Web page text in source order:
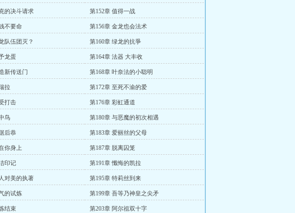
的决斗请求 第152章 值得一战
不要命 第156章 金龙也会法术
队伍团灭？ 第160章 绿龙的抗爭
龙蛋 第164章 法器 大丰收
新传送门 第168章 叶奈法的小聪明
拉 第172章 至死不渝的爱
打击 第176章 彩虹通道
鸟 第180章 与恶魔的初次相遇
后恭 第183章 爱丽丝的父母
你身上 第187章 脱离囚笼
印记 第191章 懺悔的凯拉
对美的执著 第195章 特莉丝到来
的试炼 第199章 吾等乃神皇之尖矛
结束 第203章 阿尔祖双十字